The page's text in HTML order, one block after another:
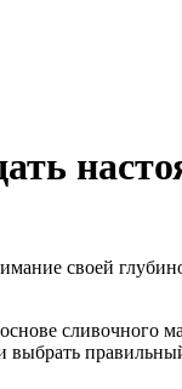
своей
сливочного
выбрать